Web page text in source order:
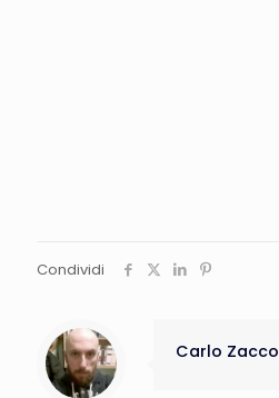
Condividi
Carlo Zacco